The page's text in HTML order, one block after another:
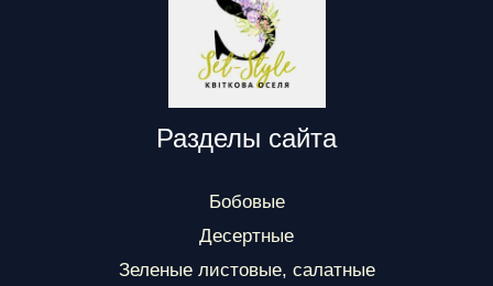
Разделы сайта
Бобовые
Десертные
Зеленые листовые, салатные